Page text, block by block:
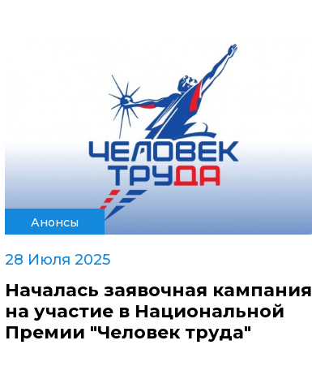
Анонсы
28 Июля 2025
Началась заявочная кампания
на участие в Национальной
Премии "Человек труда"